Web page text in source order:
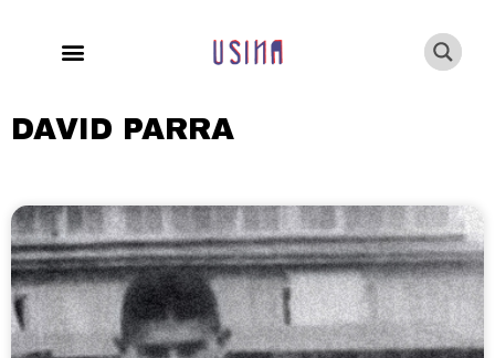
DAVID PARRA